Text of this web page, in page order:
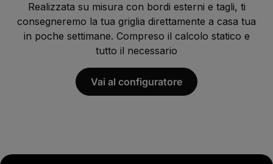
Realizzata su misura con bordi esterni e tagli, ti
consegneremo la tua griglia direttamente a casa tua
in poche settimane. Compreso il calcolo statico e
tutto il necessario
Vai al configuratore